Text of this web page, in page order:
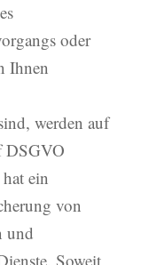
oder
Ihnen
werden auf
DSGVO
ein
von
und
Soweit